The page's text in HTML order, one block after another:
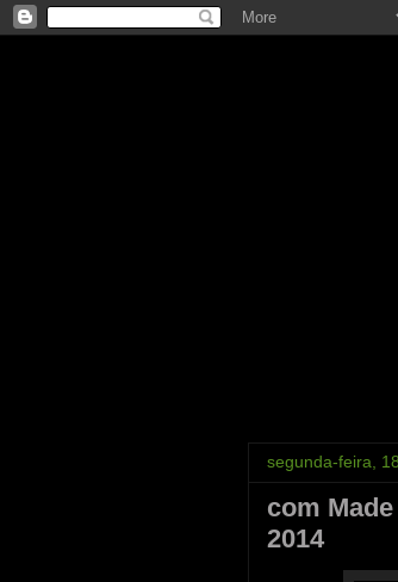
segunda-feira,
com
2014